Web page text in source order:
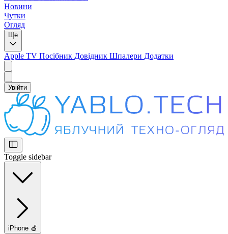
Новини
Чутки
Огляд
Ще
Apple TV Посібник Довідник Шпалери Додатки
Увійти
Toggle sidebar
iPhone 🍏